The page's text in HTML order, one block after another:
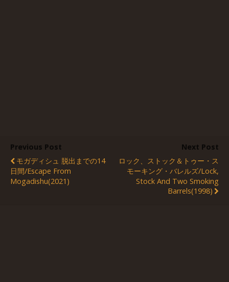
Previous Post
モガディシュ 脱出までの14
日間/Escape From
Mogadishu(2021)
Next Post
ロック、ストック＆トゥー・ス
モーキング・バレルズ/Lock,
Stock And Two Smoking
Barrels(1998)